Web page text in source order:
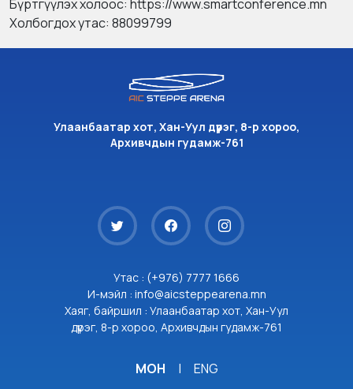
Бүртгүүлэх холоос: https://www.smartconference.mn
Холбогдох утас: 88099799
Улаанбаатар хот, Хан-Уул дүүрэг, 8-р хороо,
Архивчдын гудамж-761
Утас : (+976) 7777 1666
И-мэйл : info@aicsteppearena.mn
Хаяг, байршил : Улаанбаатар хот, Хан-Уул
дүүрэг, 8-р хороо, Архивчдын гудамж-761
МОН | ENG